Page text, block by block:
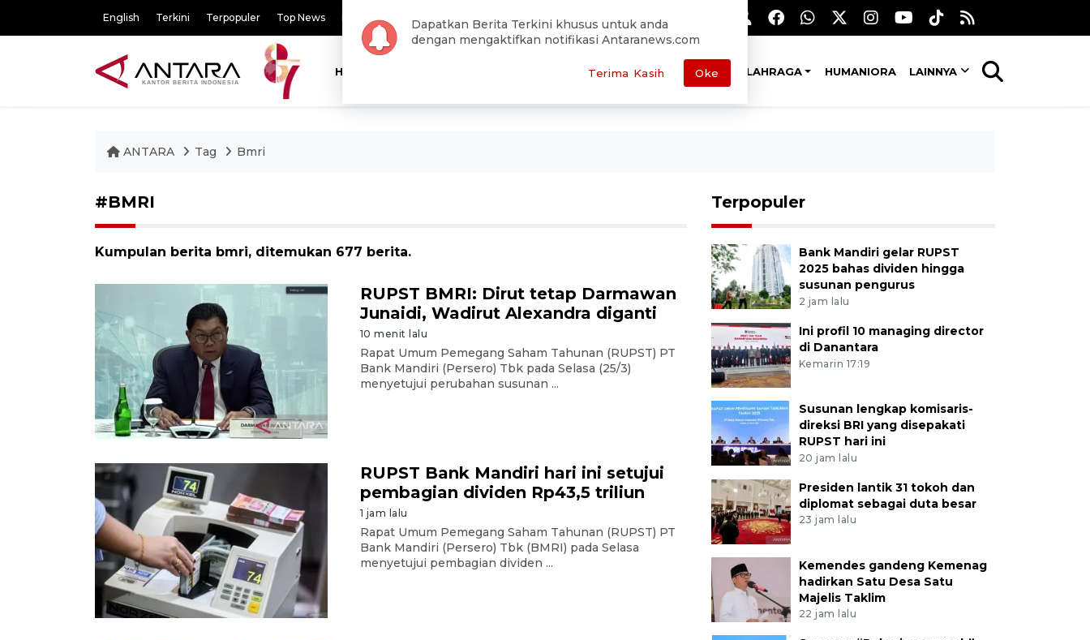
English Terkini Terpopuler Top News Pilihan Editor Pemilu Otomotif Antara Foto Redaksi
HOME METRO SEPAKBOLA OLAHRAGA HUMANIORA LAINNYA
ANTARA Tag Bmri
#BMRI
Kumpulan berita bmri, ditemukan 677 berita.
RUPST BMRI: Dirut tetap Darmawan
Junaidi, Wadirut Alexandra diganti
10 menit lalu
Rapat Umum Pemegang Saham Tahunan (RUPST) PT
Bank Mandiri (Persero) Tbk pada Selasa (25/3)
menyetujui perubahan susunan ...
RUPST Bank Mandiri hari ini setujui
pembagian dividen Rp43,5 triliun
1 jam lalu
Rapat Umum Pemegang Saham Tahunan (RUPST) PT
Bank Mandiri (Persero) Tbk (BMRI) pada Selasa
menyetujui pembagian dividen ...
Terpopuler
Bank Mandiri gelar RUPST
2025 bahas dividen hingga
susunan pengurus
2 jam lalu
Ini profil 10 managing director
di Danantara
Kemarin 17:19
Susunan lengkap komisaris-
direksi BRI yang disepakati
RUPST hari ini
20 jam lalu
Presiden lantik 31 tokoh dan
diplomat sebagai duta besar
23 jam lalu
Kemendes gandeng Kemenag
hadirkan Satu Desa Satu
Majelis Taklim
22 jam lalu
Dapatkan Berita Terkini khusus untuk anda
dengan mengaktifkan notifikasi Antaranews.com
Oke
Terima Kasih